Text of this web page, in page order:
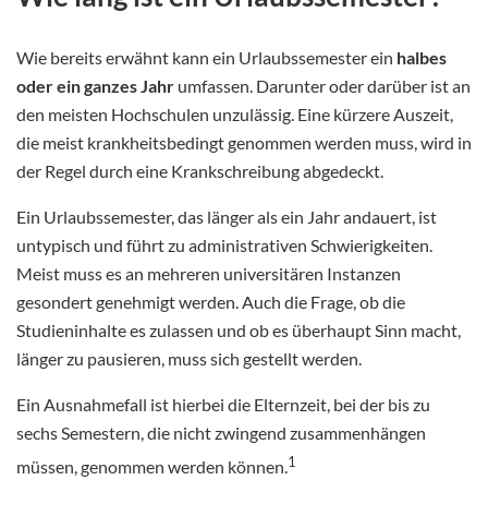
Wie bereits erwähnt kann ein Urlaubssemester ein halbes
oder ein ganzes Jahr umfassen. Darunter oder darüber ist an
den meisten Hochschulen unzulässig. Eine kürzere Auszeit,
die meist krankheitsbedingt genommen werden muss, wird in
der Regel durch eine Krankschreibung abgedeckt.
Ein Urlaubssemester, das länger als ein Jahr andauert, ist
untypisch und führt zu administrativen Schwierigkeiten.
Meist muss es an mehreren universitären Instanzen
gesondert genehmigt werden. Auch die Frage, ob die
Studieninhalte es zulassen und ob es überhaupt Sinn macht,
länger zu pausieren, muss sich gestellt werden.
Ein Ausnahmefall ist hierbei die Elternzeit, bei der bis zu
sechs Semestern, die nicht zwingend zusammenhängen
müssen, genommen werden können.1